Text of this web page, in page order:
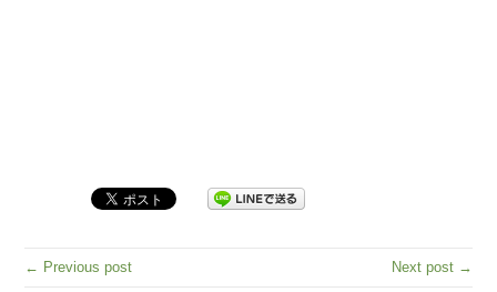
← Previous post Next post →